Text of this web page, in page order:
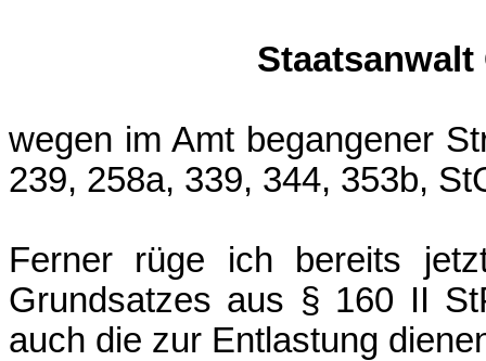
wegen im Amt begangener
239, 258a, 339, 344, 353b,
Ferner rüge ich bereits
Grundsatzes aus § 160 II
auch die zur Entlastung